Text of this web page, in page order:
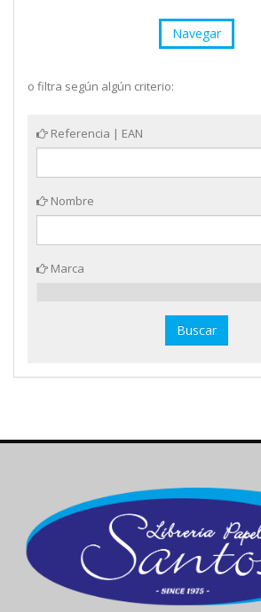
Navegar
o filtra según algún criterio:
Referencia | EAN
Nombre
Marca